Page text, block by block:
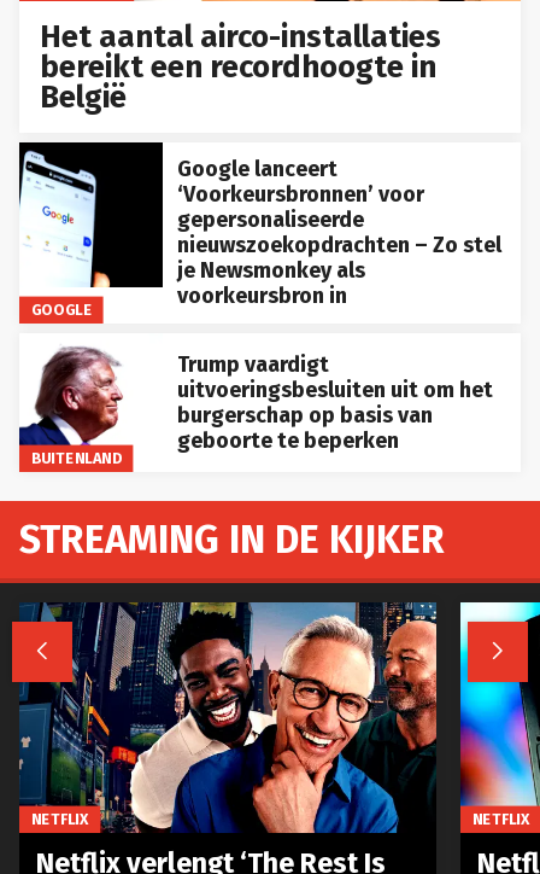
Het aantal airco-installaties
bereikt een recordhoogte in
België
GOOGLE
Google lanceert
‘Voorkeursbronnen’ voor
gepersonaliseerde
nieuwszoekopdrachten – Zo stel
je Newsmonkey als
voorkeursbron in
BUITENLAND
Trump vaardigt
uitvoeringsbesluiten uit om het
burgerschap op basis van
geboorte te beperken
STREAMING IN DE KIJKER
 
NETFLIX
Netflix verlengt ‘The Rest Is
NETFLIX